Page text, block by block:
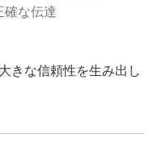
確な伝達
きな信頼性を生み出し